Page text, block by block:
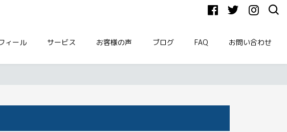
ィール サービス お客様の声 ブログ FAQ お問い合わせ